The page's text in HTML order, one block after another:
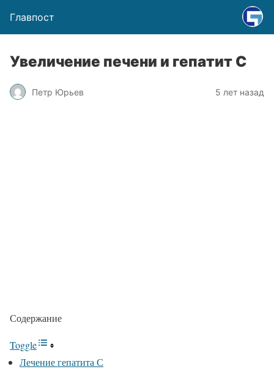
Главпост
Увеличение печени и гепатит С
Петр Юрьев 5 лет назад
Содержание
Toggle
Лечение гепатита С